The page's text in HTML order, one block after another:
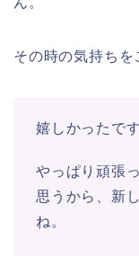
その時の気持ちを
嬉しかったです
やっぱり頑張
思うから、新
ね。